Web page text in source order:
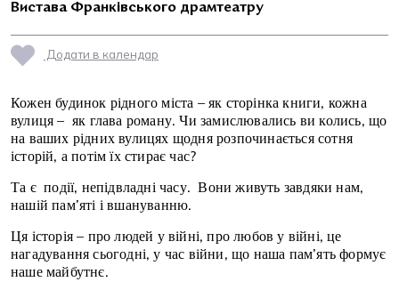
Вистава Франківського драмтеатру
Додати в календар
Кожен будинок рідного міста – як сторінка книги, кожна
вулиця – як глава роману. Чи замислювались ви колись, що
на ваших рідних вулицях щодня розпочинається сотня
історій, а потім їх стирає час?
Та є події, непідвладні часу. Вони живуть завдяки нам,
нашій пам’яті і вшануванню.
Ця історія – про людей у війні, про любов у війні, це
нагадування сьогодні, у час війни, що наша пам’ять формує
наше майбутнє.